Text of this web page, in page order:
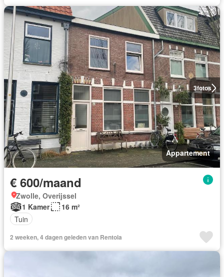
3fotos
Appartement
€ 600/maand
Zwolle, Overijssel
1 Kamer
16 m²
Tuin
2 weeken, 4 dagen geleden van Rentola